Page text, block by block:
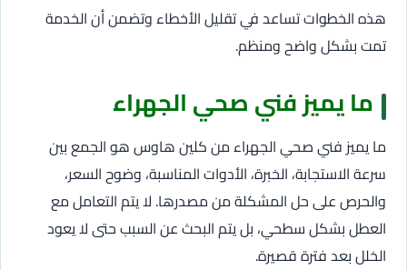
هذه الخطوات تساعد في تقليل الأخطاء وتضمن أن الخدمة
تمت بشكل واضح ومنظم.
ما يميز فني صحي الجهراء
ما يميز فني صحي الجهراء من كلين هاوس هو الجمع بين
سرعة الاستجابة، الخبرة، الأدوات المناسبة، وضوح السعر،
والحرص على حل المشكلة من مصدرها. لا يتم التعامل مع
العطل بشكل سطحي، بل يتم البحث عن السبب حتى لا يعود
الخلل بعد فترة قصيرة.